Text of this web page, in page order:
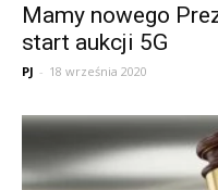
Mamy nowego
start aukcji 5G
PJ - 18 września 2020